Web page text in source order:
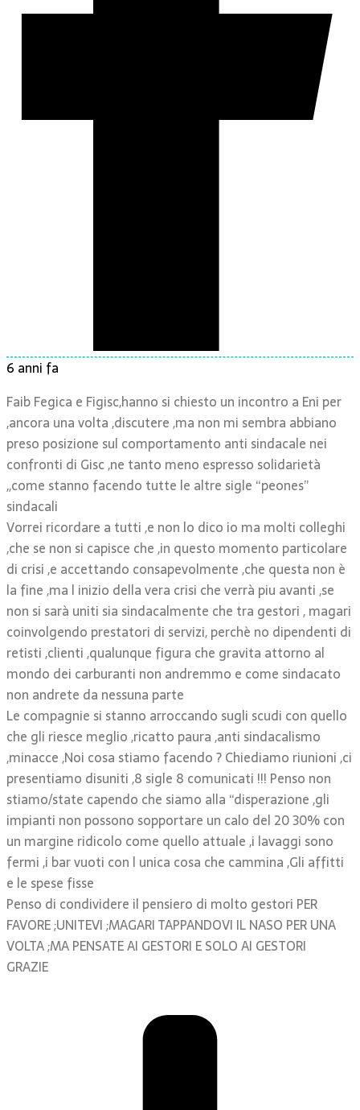
6 anni fa
Faib Fegica e Figisc,hanno si chiesto un incontro a Eni per
,ancora una volta ,discutere ,ma non mi sembra abbiano
preso posizione sul comportamento anti sindacale nei
confronti di Gisc ,ne tanto meno espresso solidarietà
,,come stanno facendo tutte le altre sigle “peones”
sindacali
Vorrei ricordare a tutti ,e non lo dico io ma molti colleghi
,che se non si capisce che ,in questo momento particolare
di crisi ,e accettando consapevolmente ,che questa non è
la fine ,ma l inizio della vera crisi che verrà piu avanti ,se
non si sarà uniti sia sindacalmente che tra gestori , magari
coinvolgendo prestatori di servizi, perchè no dipendenti di
retisti ,clienti ,qualunque figura che gravita attorno al
mondo dei carburanti non andremmo e come sindacato
non andrete da nessuna parte
Le compagnie si stanno arroccando sugli scudi con quello
che gli riesce meglio ,ricatto paura ,anti sindacalismo
,minacce ,Noi cosa stiamo facendo ? Chiediamo riunioni ,ci
presentiamo disuniti ,8 sigle 8 comunicati !!! Penso non
stiamo/state capendo che siamo alla “disperazione ,gli
impianti non possono sopportare un calo del 20 30% con
un margine ridicolo come quello attuale ,i lavaggi sono
fermi ,i bar vuoti con l unica cosa che cammina ,Gli affitti
e le spese fisse
Penso di condividere il pensiero di molto gestori PER
FAVORE ;UNITEVI ;MAGARI TAPPANDOVI IL NASO PER UNA
VOLTA ;MA PENSATE AI GESTORI E SOLO AI GESTORI
GRAZIE